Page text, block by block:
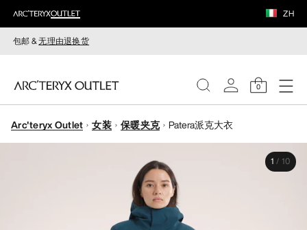
ZH
包邮 &无理由退换货
0
女装
Arc'teryx Outlet 女装 保暖夹克 Patera派克大衣
1 / 10